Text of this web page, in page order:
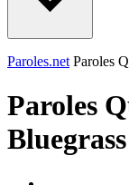
Paroles.net Paroles
Paroles